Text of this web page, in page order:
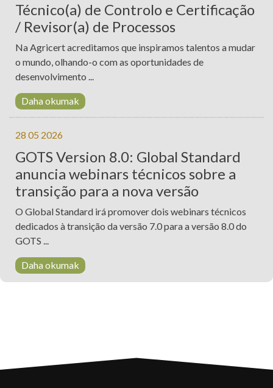
Técnico(a) de Controlo e Certificação
/ Revisor(a) de Processos
Na Agricert acreditamos que inspiramos talentos a mudar
o mundo, olhando-o com as oportunidades de
desenvolvimento ...
Daha okumak
28 05 2026
GOTS Version 8.0: Global Standard
anuncia webinars técnicos sobre a
transição para a nova versão
O Global Standard irá promover dois webinars técnicos
dedicados à transição da versão 7.0 para a versão 8.0 do
GOTS ...
Daha okumak